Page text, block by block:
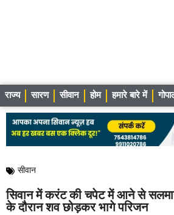
राज्य सारण सीवान होम हमारे बारे में
सीवान
सिवान में करंट की चपेट में आने से सलमान
के दौरान शव छोड़कर भागे परिजन